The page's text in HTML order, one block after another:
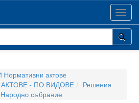
Нормативни актове
- ПО ВИДОВЕ
Решения
Народно събрание